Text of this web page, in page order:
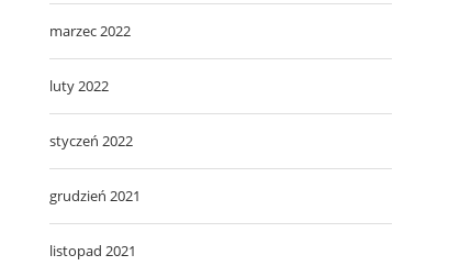
marzec 2022
luty 2022
styczeń 2022
grudzień 2021
listopad 2021